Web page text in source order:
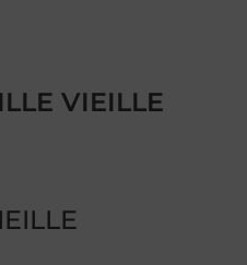
VIEILLE